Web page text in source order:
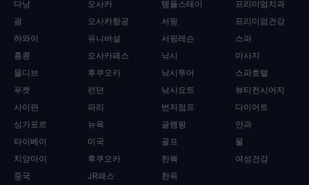
다낭
괌
하와이
홍콩
몰디브
푸켓
사이판
싱가포르
타이베이
치앙마이
중국
오사카
오사카항공
유니버설
오사카패스
후쿠오카
런던
파리
뉴욕
미국
후쿠오카
JR패스
템플스테이
서핑
서핑레슨
낚시
낚시투어
낚시요트
번지점프
글램핑
골프
한복
한옥
프리미엄치과
프리미엄건강
스파
마사지
스파호텔
뷰티컨시어지
다이어트
안과
물
여성건강